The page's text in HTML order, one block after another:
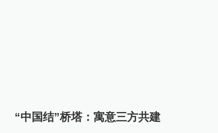
“中国结”桥塔：寓意三方共建